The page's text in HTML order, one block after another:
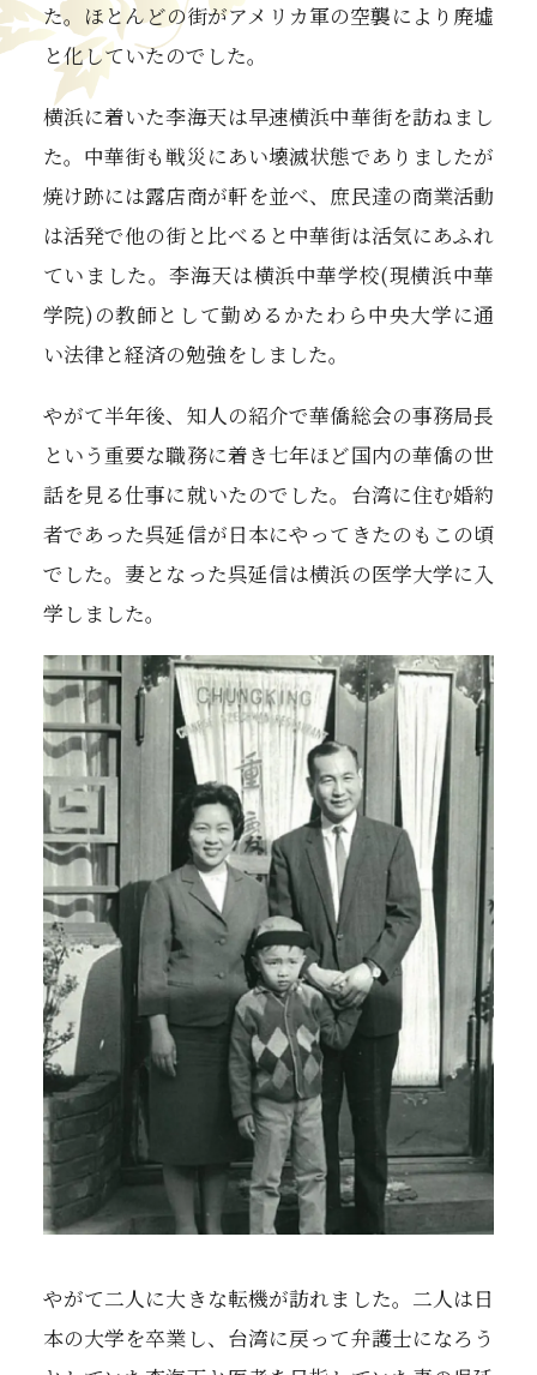
た。ほとんどの街がアメリカ軍の空襲により廃墟
と化していたのでした。
横浜に着いた李海天は早速横浜中華街を訪ねまし
た。中華街も戦災にあい壊滅状態でありましたが
焼け跡には露店商が軒を並べ、庶民達の商業活動
は活発で他の街と比べると中華街は活気にあふれ
ていました。李海天は横浜中華学校(現横浜中華
学院)の教師として勤めるかたわら中央大学に通
い法律と経済の勉強をしました。
やがて半年後、知人の紹介で華僑総会の事務局長
という重要な職務に着き七年ほど国内の華僑の世
話を見る仕事に就いたのでした。台湾に住む婚約
者であった呉延信が日本にやってきたのもこの頃
でした。妻となった呉延信は横浜の医学大学に入
学しました。
やがて二人に大きな転機が訪れました。二人は日
本の大学を卒業し、台湾に戻って弁護士になろう